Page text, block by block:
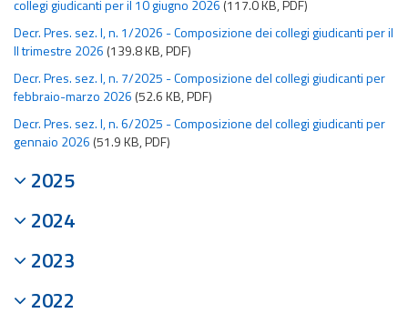
collegi giudicanti per il 10 giugno 2026 (117.0 KB, PDF)
Decr. Pres. sez. I, n. 1/2026 - Composizione dei collegi giudicanti per il
II trimestre 2026 (139.8 KB, PDF)
Decr. Pres. sez. I, n. 7/2025 - Composizione del collegi giudicanti per
febbraio-marzo 2026 (52.6 KB, PDF)
Decr. Pres. sez. I, n. 6/2025 - Composizione del collegi giudicanti per
gennaio 2026 (51.9 KB, PDF)
2025
2024
2023
2022